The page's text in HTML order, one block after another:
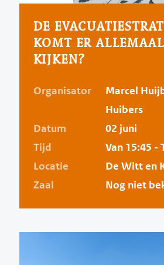
DE
KOMT ER
KIJKEN?
Organisator
Marcel
Huibers
Datum
02 juni
Tijd
Van 15:45 -
Locatie
De Witt en
Zaal
Nog niet